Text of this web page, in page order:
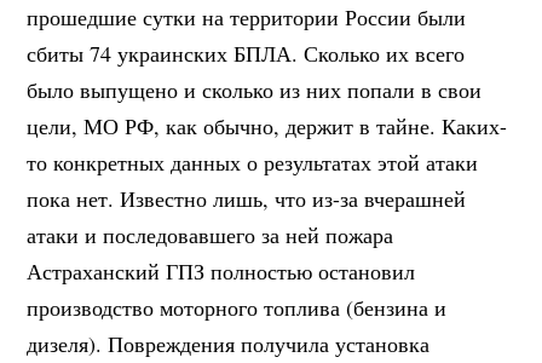
прошедшие сутки на территории России были
сбиты 74 украинских БПЛА. Сколько их всего
было выпущено и сколько из них попали в свои
цели, МО РФ, как обычно, держит в тайне. Каких-
то конкретных данных о результатах этой атаки
пока нет. Известно лишь, что из-за вчерашней
атаки и последовавшего за ней пожара
Астраханский ГПЗ полностью остановил
производство моторного топлива (бензина и
дизеля). Повреждения получила установка